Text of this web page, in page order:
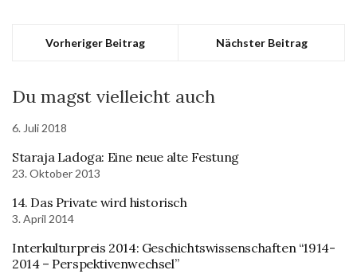
Vorheriger Beitrag Nächster Beitrag
Du magst vielleicht auch
6. Juli 2018
Staraja Ladoga: Eine neue alte Festung
23. Oktober 2013
14. Das Private wird historisch
3. April 2014
Interkulturpreis 2014: Geschichtswissenschaften “1914-
2014 – Perspektivenwechsel”